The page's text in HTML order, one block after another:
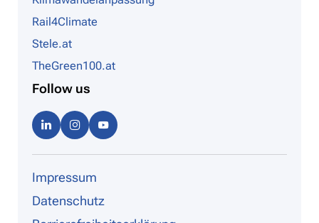
Rail4Climate
Stele.at
TheGreen100.at
Follow us
Linke
dIn
Instag
ram be
Impressum
Datenschutz